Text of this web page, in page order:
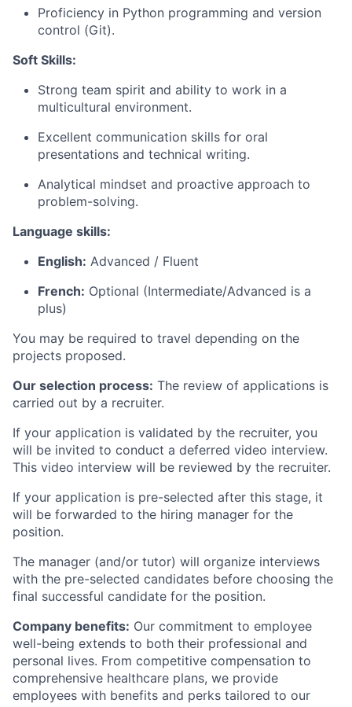
Proficiency in Python programming and version
control (Git).
Soft Skills:
Strong team spirit and ability to work in a
multicultural environment.
Excellent communication skills for oral
presentations and technical writing.
Analytical mindset and proactive approach to
problem-solving.
Language skills:
English: Advanced / Fluent
French: Optional (Intermediate/Advanced is a
plus)
You may be required to travel depending on the
projects proposed.
Our selection process: The review of applications is
carried out by a recruiter.
If your application is validated by the recruiter, you
will be invited to conduct a deferred video interview.
This video interview will be reviewed by the recruiter.
If your application is pre-selected after this stage, it
will be forwarded to the hiring manager for the
position.
The manager (and/or tutor) will organize interviews
with the pre-selected candidates before choosing the
final successful candidate for the position.
Company benefits: Our commitment to employee
well-being extends to both their professional and
personal lives. From competitive compensation to
comprehensive healthcare plans, we provide
employees with benefits and perks tailored to our